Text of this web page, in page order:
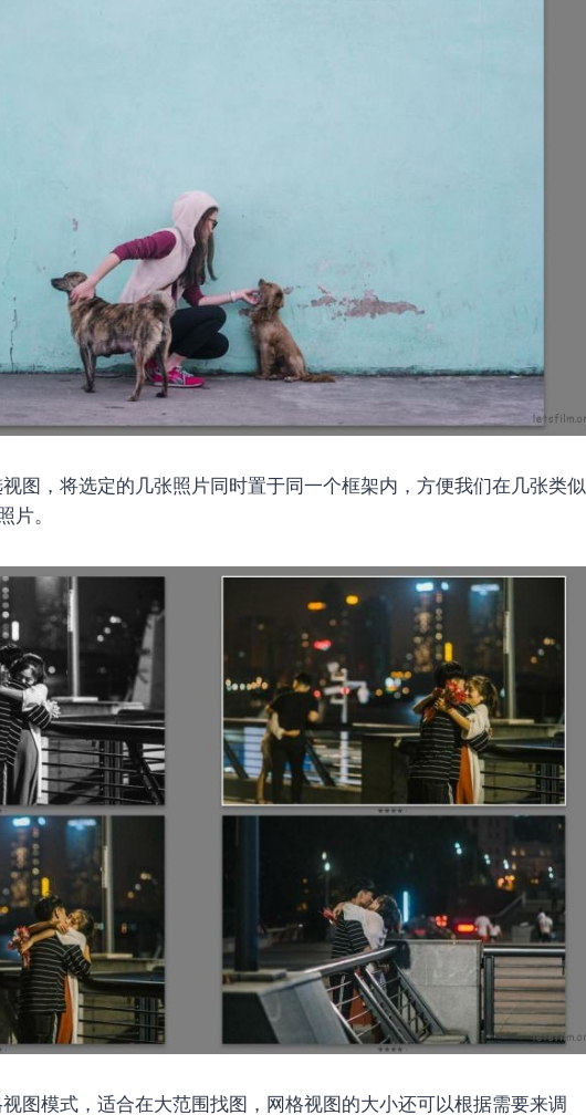
图，将选定的几张照片同时置于同一个框架内，方便我们在几张类似
片。
图模式，适合在大范围找图，网格视图的大小还可以根据需要来调